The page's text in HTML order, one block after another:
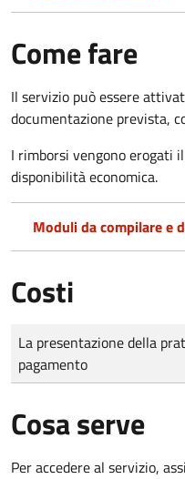
Come fare
Il servizio può essere
documentazione prevista,
I rimborsi vengono erogati
disponibilità economica.
Moduli da compilare e
Costi
Tipo di pagamento
Importo
La presentazione della
pagamento
Cosa serve
Per accedere al servizio,